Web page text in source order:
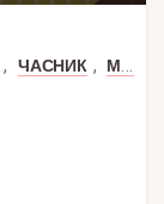
, ЧАСНИК , МАЛ